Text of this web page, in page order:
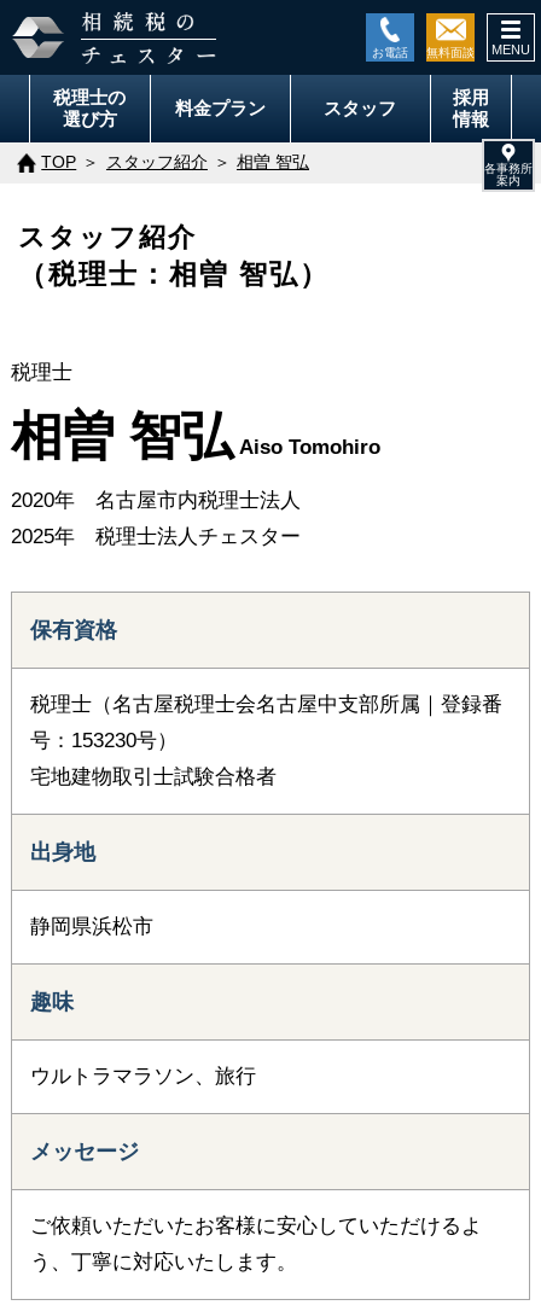
税理士の
選び方
料金プラン スタッフ
採用
情報
TOP スタッフ紹介 相曽 智弘
スタッフ紹介
（税理士：相曽 智弘）
税理士
相曽 智弘Aiso Tomohiro
2020年 名古屋市内税理士法人
2025年 税理士法人チェスター
保有資格
税理士（名古屋税理士会名古屋中支部所属｜登録番
号：153230号）
宅地建物取引士試験合格者
出身地
静岡県浜松市
趣味
ウルトラマラソン、旅行
メッセージ
ご依頼いただいたお客様に安心していただけるよ
う、丁寧に対応いたします。